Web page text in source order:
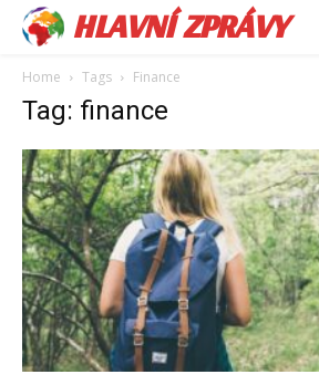
HLAVNÍ ZPRÁVY
Home Tags Finance
Tag: finance